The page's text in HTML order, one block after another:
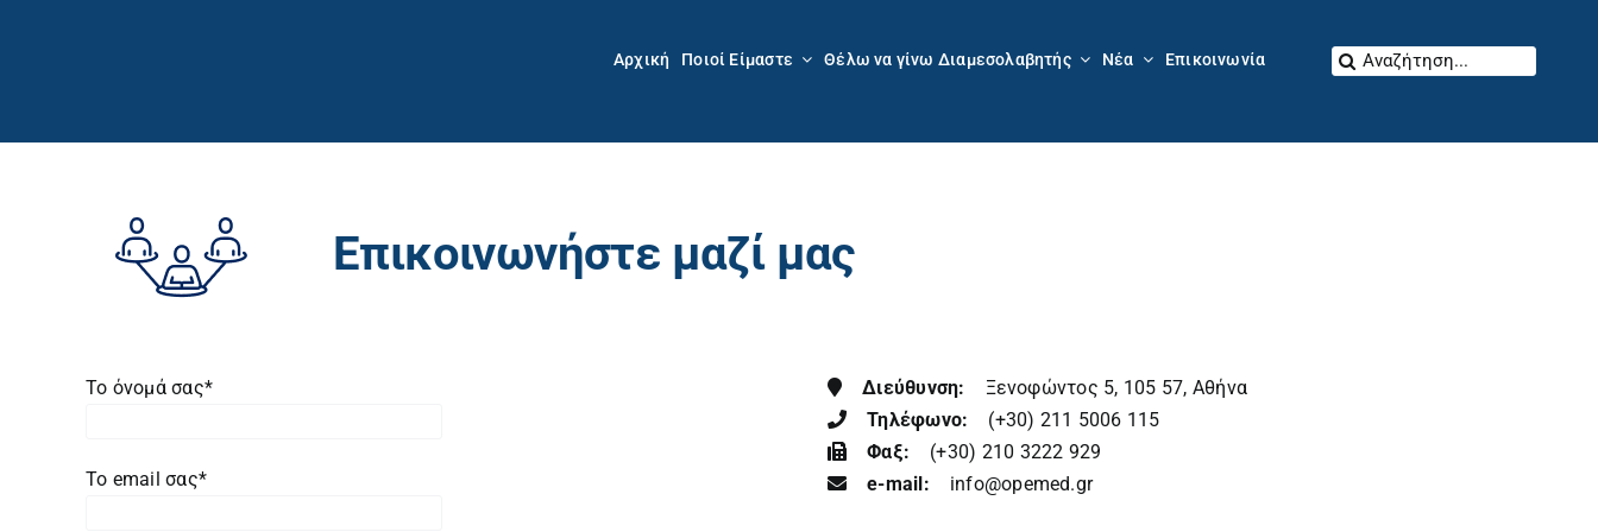
Αρχική Ποιοί Είμαστε Θέλω να γίνω Διαμεσολαβητής Νέα Επικοινωνία
Αναζήτηση
Επικοινωνήστε μαζί μας
Το όνομά σας*
Το email σας*
Διεύθυνση: Ξενοφώντος 5, 105 57, Αθήνα
Τηλέφωνο:
(+30) 211 5006 115
Φαξ: (+30) 210 3222 929
e-mail:
info@opemed.gr